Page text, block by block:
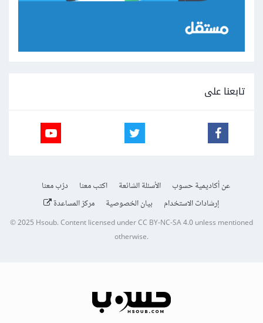
تابعنا على
عن أكاديمية حسوب الأسئلة الشائعة اكتب معنا
درّب معنا
إرشادات الاستخدام
بيان الخصوصية مركز المساعدة
© 2025Hsoub.Content licensed underCC BY-NC-SA 4.0unless mentioned
otherwise.